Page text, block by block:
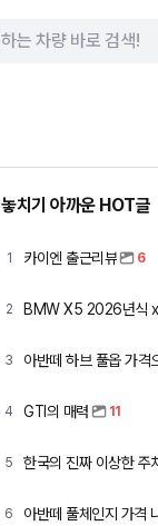
놓치기 아까운 HOT글
1 카이엔 출근리뷰 6
2 BMW X5 2026년식
3
4 GTI의 매력 11
5 한국의 진짜 이상한 주
6